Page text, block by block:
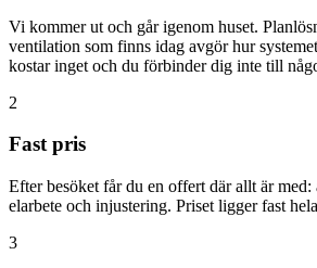
Vi kommer ut och går igenom huset.
ventilation som finns idag avgör hur
kostar inget och du förbinder dig inte till
2
Fast pris
Efter besöket får du en offert där allt är med:
elarbete och injustering. Priset ligger fast
3